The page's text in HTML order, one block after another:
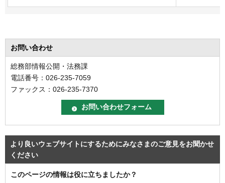
お問い合わせ
総務部情報公開・法務課
電話番号：026-235-7059
ファックス：026-235-7370
より良いウェブサイトにするためにみなさまのご意見をお聞かせ
ください
このページの情報は役に立ちましたか？